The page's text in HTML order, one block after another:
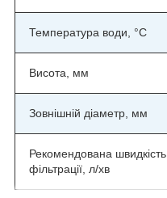
Температура води, °C
Висота, мм
Зовнішній діаметр, мм
Рекомендована швидкість
фільтрації, л/хв